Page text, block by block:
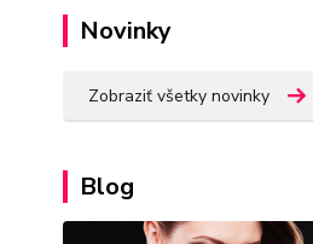
Novinky
Zobraziť všetky novinky
Blog